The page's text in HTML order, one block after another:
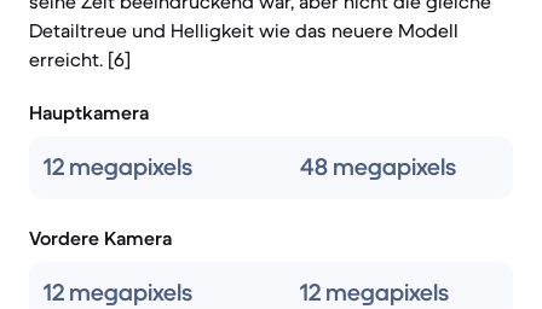
Detailtreue und Helligkeit wie das neuere Modell
erreicht. [6]
Hauptkamera
12 megapixels 48 megapixels
Vordere Kamera
12 megapixels 12 megapixels